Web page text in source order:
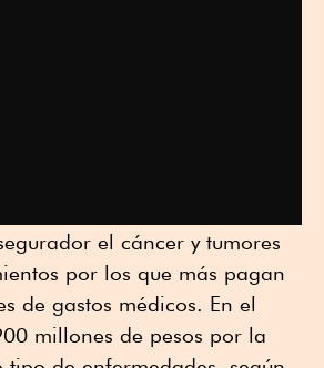
el cáncer y tumores
por los que más pagan
de gastos médicos. En el
millones de pesos por la